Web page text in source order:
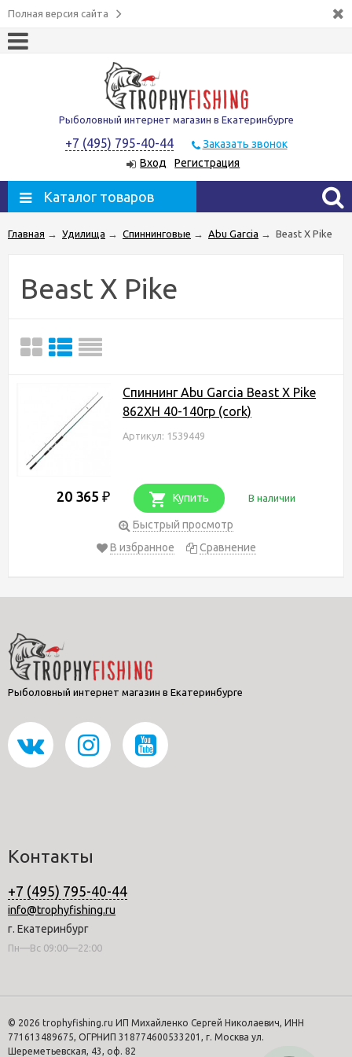
Полная версия сайта
Рыболовный интернет магазин в Екатеринбурге
+7 (495) 795-40-44
Заказать звонок
Вход
Регистрация
Каталог товаров
Главная → Удилища → Спиннинговые → Abu Garcia → Beast X Pike
Beast X Pike
Спиннинг Abu Garcia Beast X Pike
862XH 40-140гр (cork)
Артикул: 1539449
20 365 ₽ Купить В наличии
Быстрый просмотр
В избранное
Сравнение
Рыболовный интернет магазин в Екатеринбурге
Контакты
+7 (495) 795-40-44
info@trophyfishing.ru
г. Екатеринбург
Пн—Вс 09:00—22:00
© 2026 trophyfishing.ru ИП Михайленко Сергей Николаевич, ИНН
771613489675, ОГРНИП 318774600533201, г. Москва ул.
Шереметьевская, 43, оф. 82